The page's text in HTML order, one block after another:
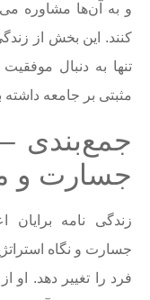
و به آن‌ها مشاوره
کنند. این بخش از
تنها به دنبال
مثبتی بر جامعه داشته
جمع‌بندی –
جسارت و
زندگی نامه
جسارت و نگاه
فرد را تغییر دهد. او